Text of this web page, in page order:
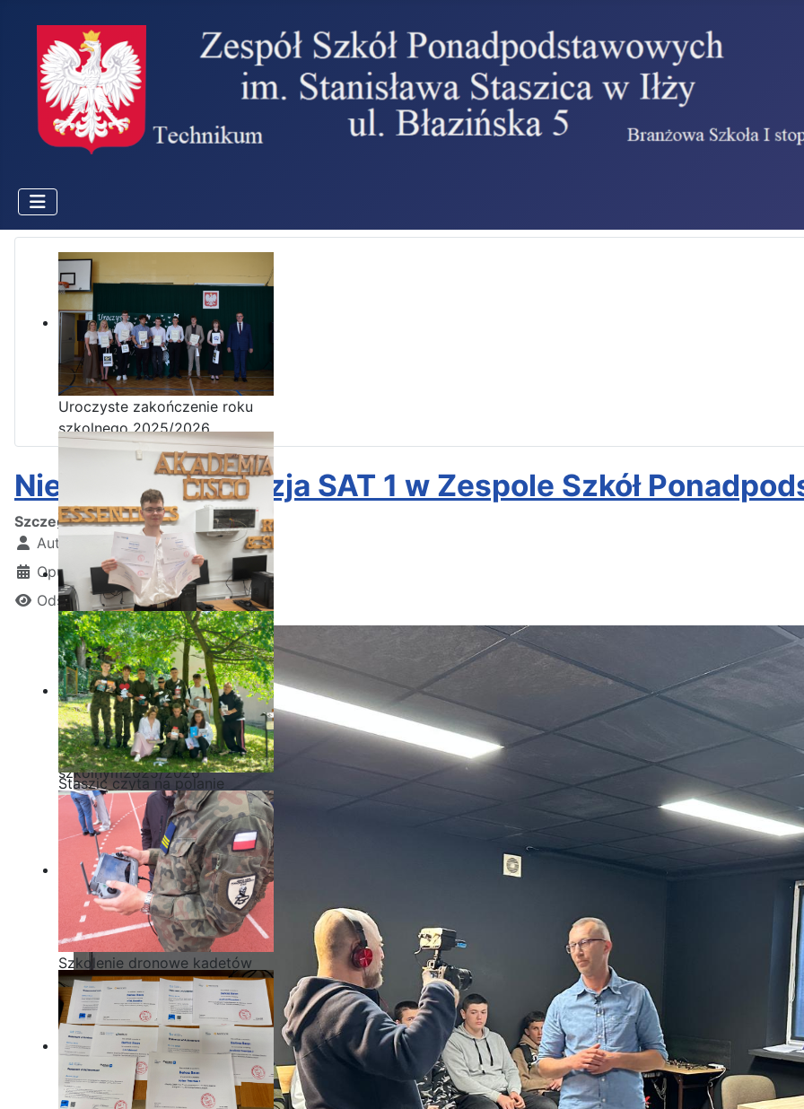
Uroczyste zakończenie roku
szkolnego 2025/2026
Ostatnia garść certyfikatów
Akademii CISCO w roku
szkolnym2025/2026
Staszic czyta na polanie
Szkolenie dronowe kadetów
OPW w Staszicu
Niemiecka Telewizja SAT 1 w Zespole Szkół
Szczegóły
Autor:
Kamil Krosta
Opublikowano: 30 kwiecień 2025
Odsłon: 1220